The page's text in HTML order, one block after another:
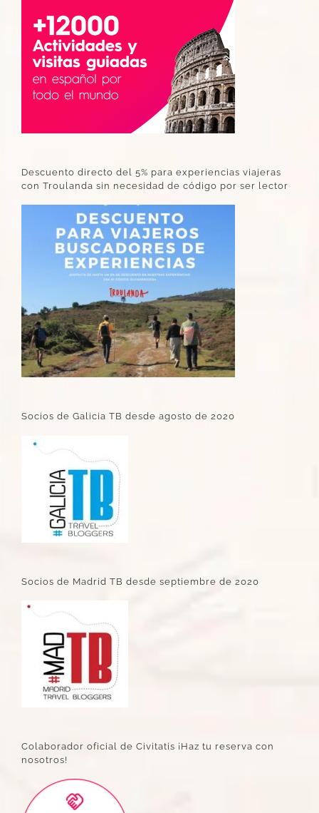
Descuento directo del 5% para experiencias viajeras
con Troulanda sin necesidad de código por ser lector
Socios de Galicia TB desde agosto de 2020
Socios de Madrid TB desde septiembre de 2020
Colaborador oficial de Civitatis ¡Haz tu reserva con
nosotros!